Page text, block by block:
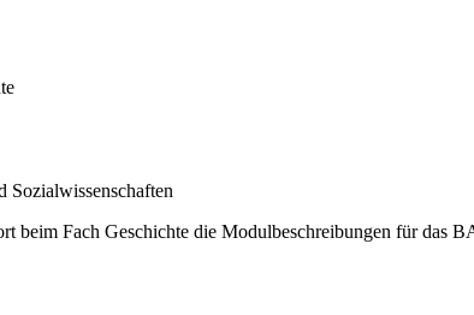
beim Fach Geschichte die Modulbeschreibungen für das